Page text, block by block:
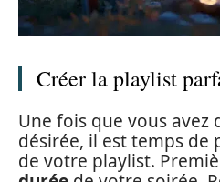
Créer la playlist
Une fois que vous avez
désirée, il est temps de
de votre playlist.